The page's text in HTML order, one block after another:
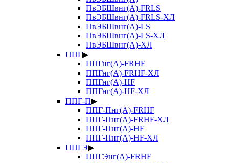
ПвЭБШвнг(А)-FRLS
ПвЭБШвнг(А)-FRLS-ХЛ
ПвЭБШвнг(А)-LS
ПвЭБШвнг(А)-LS-ХЛ
ПвЭБШвнг(А)-ХЛ
ППГ▶
ППГнг(А)-FRHF
ППГнг(А)-FRHF-ХЛ
ППГнг(А)-HF
ППГнг(А)-HF-ХЛ
ППГ-П▶
ППГ-Пнг(А)-FRHF
ППГ-Пнг(А)-FRHF-ХЛ
ППГ-Пнг(А)-HF
ППГ-Пнг(А)-HF-ХЛ
ППГЭ▶
ППГЭнг(А)-FRHF